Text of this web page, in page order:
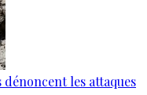
dénoncent les attaques